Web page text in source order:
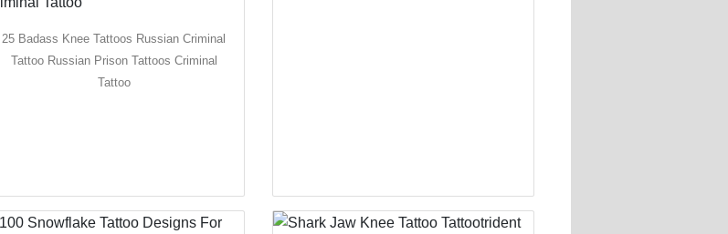
25 Badass Knee Tattoos Russian Criminal
Tattoo Russian Prison Tattoos Criminal
Tattoo